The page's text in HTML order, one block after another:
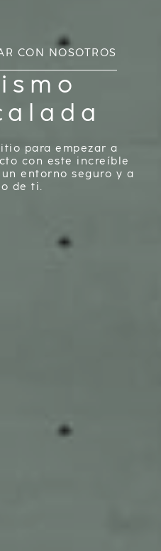
CON NOSOTROS
para empezar a
con este increíble
entorno seguro y a
de ti.